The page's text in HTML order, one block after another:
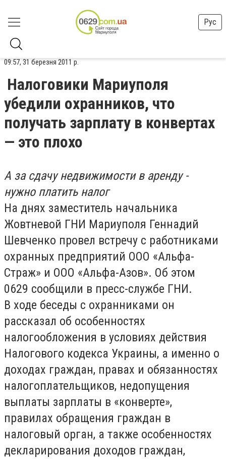
Рус
09:57, 31 березня 2011 р.
Налоговики Мариуполя
убедили охранников, что
получать зарплату в конвертах
— это плохо
А за сдачу недвижимости в аренду -
нужно платить налог
На днях заместитель начальника
Жовтневой ГНИ Мариуполя Геннадий
Шевченко провел встречу с работниками
охранных предприятий ООО «Альфа-
Страж» и ООО «Альфа-Азов». Об этом
0629 сообщили в пресс-службе ГНИ.
В ходе беседы с охранниками он
рассказал об особенностях
налогообложения в условиях действия
Налогового кодекса Украины, а именно о
доходах граждан, правах и обязанностях
налогоплательщиков, недопущения
выплаты зарплаты в «конверте»,
правилах обращения граждан в
налоговый орган, а также особенностях
декларирования доходов граждан,